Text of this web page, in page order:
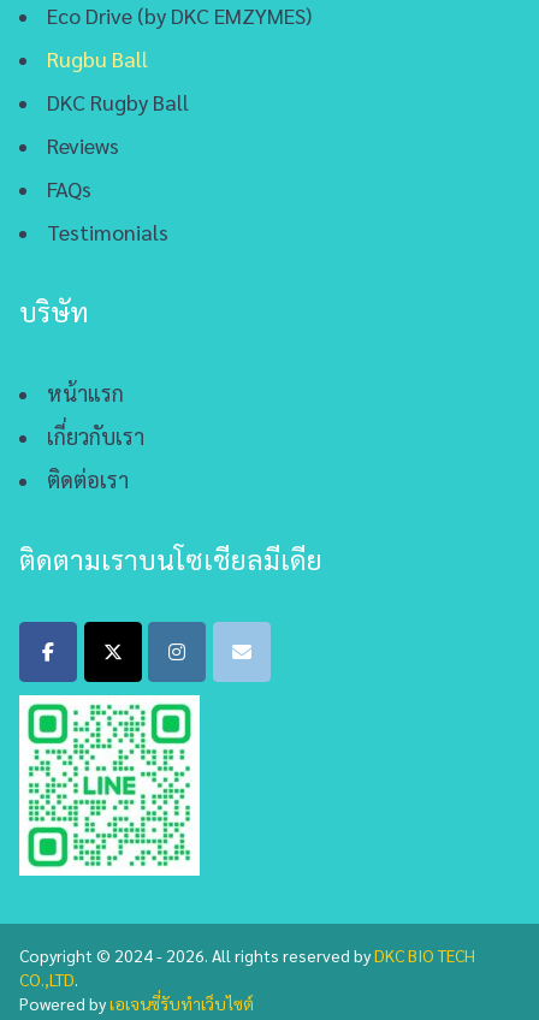
Eco Drive (by DKC EMZYMES)
Rugbu Ball
DKC Rugby Ball
Reviews
FAQs
Testimonials
บริษัท
หน้าแรก
เกี่ยวกับเรา
ติดต่อเรา
ติดตามเราบนโซเชียลมีเดีย
Copyright © 2024 - 2026. All rights reserved byDKC BIO TECH
CO.,LTD.
Powered byเอเจนซี่รับทำเว็บไซต์